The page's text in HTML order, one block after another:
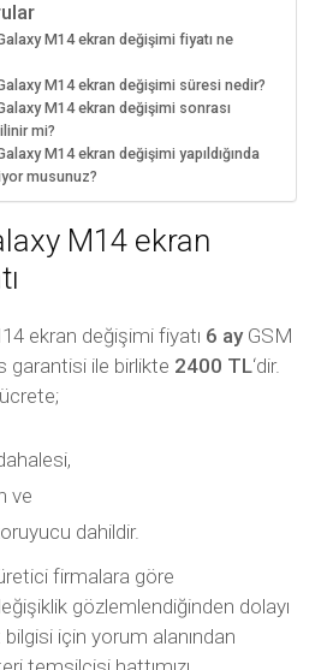
M14 ekran değişimi fiyatı ne
M14 ekran değişimi süresi nedir?
M14 ekran değişimi sonrası
mi?
M14 ekran değişimi yapıldığında
musunuz?
M14 ekran
ekran değişimi fiyatı 6 ayGSM
garantisi ile birlikte 2400 TL‘dir.
ve
dahildir.
firmalara göre
gözlemlendiğinden dolayı
için yorum alanından